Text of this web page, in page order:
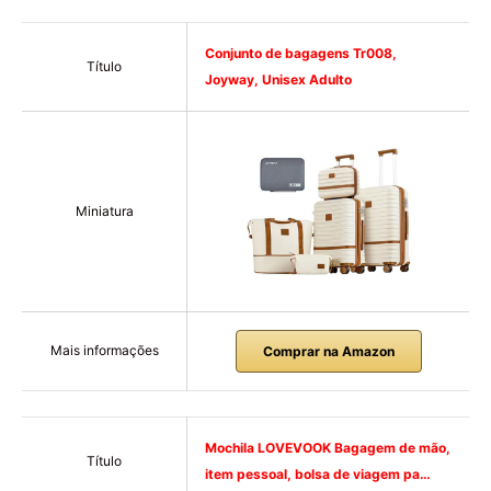
Título
Conjunto de bagagens Tr008,
Joyway, Unisex Adulto
Miniatura
Mais informações Comprar na Amazon
Título
Mochila LOVEVOOK Bagagem de mão,
item pessoal, bolsa de viagem pa…